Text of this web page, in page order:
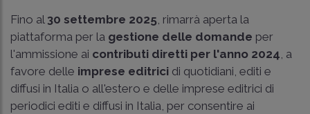
Fino al 30 settembre 2025 , rimarrà aperta la
piattaforma per la gestione delle domande per
l'ammissione ai contributi diretti per l'anno 2024 , a
favore delle imprese editrici di quotidiani, editi e
diffusi in Italia o all'estero e delle imprese editrici di
periodici editi e diffusi in Italia, per consentire ai